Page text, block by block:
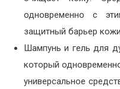
одновременно с
защитный барьер
Шампунь и гель для
который
универсальное